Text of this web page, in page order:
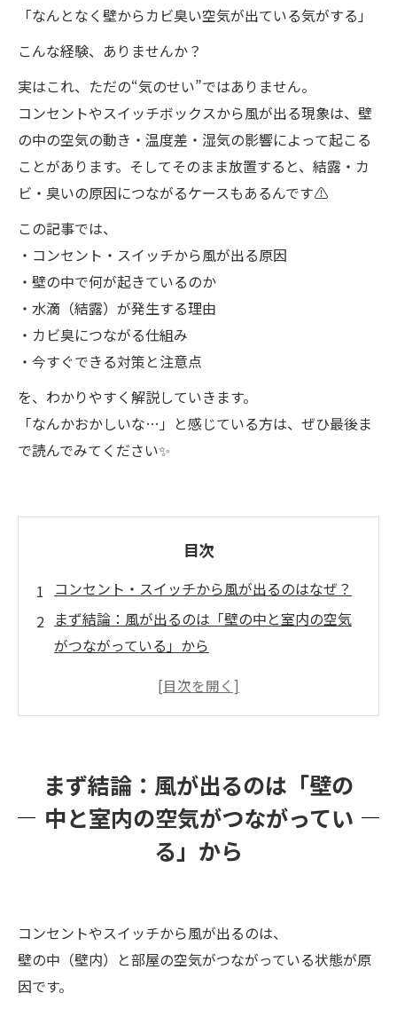
「なんとなく壁からカビ臭い空気が出ている気がする」
こんな経験、ありませんか？
実はこれ、ただの“気のせい”ではありません。
コンセントやスイッチボックスから風が出る現象は、壁
の中の空気の動き・温度差・湿気の影響によって起こる
ことがあります。そしてそのまま放置すると、結露・カ
ビ・臭いの原因につながるケースもあるんです⚠️
この記事では、
・コンセント・スイッチから風が出る原因
・壁の中で何が起きているのか
・水滴（結露）が発生する理由
・カビ臭につながる仕組み
・今すぐできる対策と注意点
を、わかりやすく解説していきます。
「なんかおかしいな…」と感じている方は、ぜひ最後ま
で読んでみてください✨
目次
コンセント・スイッチから風が出るのはなぜ？
まず結論：風が出るのは「壁の中と室内の空気
がつながっている」から
壁の中では何が起きているのか？
カビ臭の原因は「壁の中の空気」です
床下や天井裏のカビ臭が上がってきている
外気の湿気や臭いを取り込んでいる
ただし根本解決には「原因の特定」が必要です
カビバスターズ福岡の考え方
まず結論：風が出るのは「壁の
中と室内の空気がつながってい
る」から
コンセントやスイッチから風が出るのは、
壁の中（壁内）と部屋の空気がつながっている状態が原
因です。